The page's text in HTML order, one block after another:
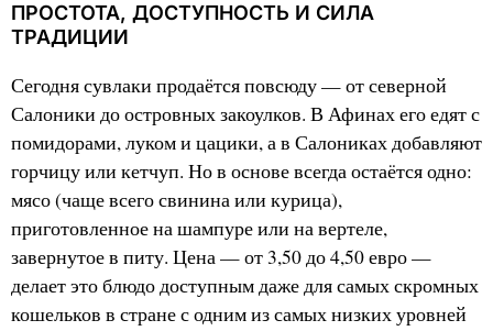
ПРОСТОТА, ДОСТУПНОСТЬ И СИЛА
ТРАДИЦИИ
Сегодня сувлаки продаётся повсюду — от северной
Салоники до островных закоулков. В Афинах его едят с
помидорами, луком и цацики, а в Салониках добавляют
горчицу или кетчуп. Но в основе всегда остаётся одно:
мясо (чаще всего свинина или курица),
приготовленное на шампуре или на вертеле,
завернутое в питу. Цена — от 3,50 до 4,50 евро —
делает это блюдо доступным даже для самых скромных
кошельков в стране с одним из самых низких уровней